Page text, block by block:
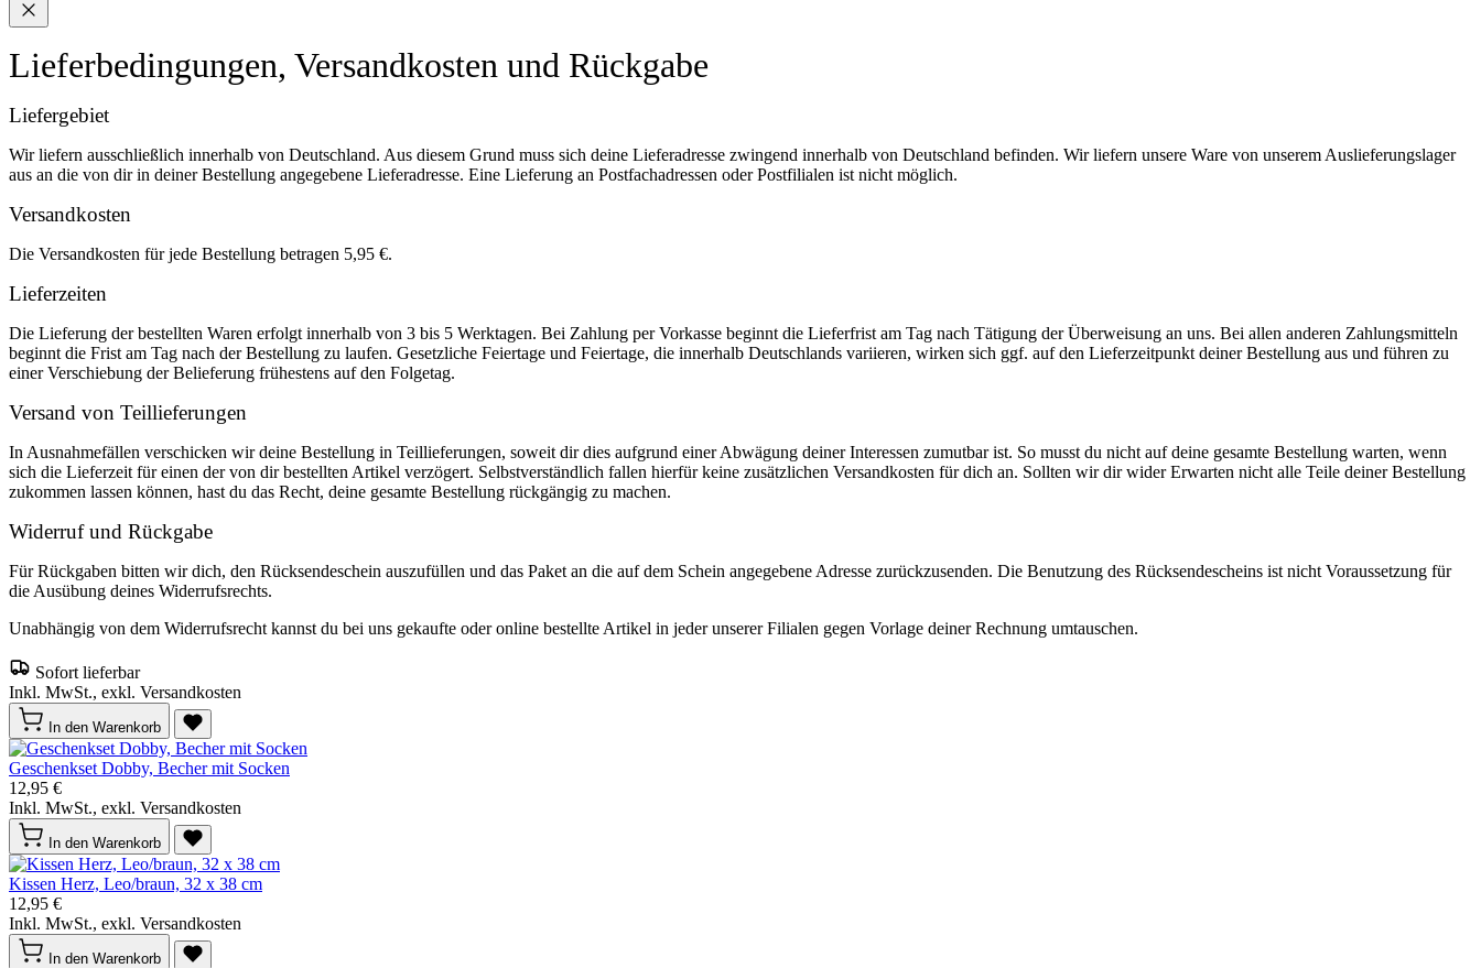
Lieferbedingungen, Versandkosten und Rückgabe
Liefergebiet
Wir liefern ausschließlich innerhalb von Deutschland. Aus diesem Grund muss sich deine Lieferadresse zwingend innerhalb von Deutschland befinden. Wir liefern unsere Ware von unserem Auslieferungslager
aus an die von dir in deiner Bestellung angegebene Lieferadresse. Eine Lieferung an Postfachadressen oder Postfilialen ist nicht möglich.
Versandkosten
Die Versandkosten für jede Bestellung betragen 5,95 €.
Lieferzeiten
Die Lieferung der bestellten Waren erfolgt innerhalb von 3 bis 5 Werktagen. Bei Zahlung per Vorkasse beginnt die Lieferfrist am Tag nach Tätigung der Überweisung an uns. Bei allen anderen Zahlungsmitteln
beginnt die Frist am Tag nach der Bestellung zu laufen. Gesetzliche Feiertage und Feiertage, die innerhalb Deutschlands variieren, wirken sich ggf. auf den Lieferzeitpunkt deiner Bestellung aus und führen zu
einer Verschiebung der Belieferung frühestens auf den Folgetag.
Versand von Teillieferungen
In Ausnahmefällen verschicken wir deine Bestellung in Teillieferungen, soweit dir dies aufgrund einer Abwägung deiner Interessen zumutbar ist. So musst du nicht auf deine gesamte Bestellung warten, wenn
sich die Lieferzeit für einen der von dir bestellten Artikel verzögert. Selbstverständlich fallen hierfür keine zusätzlichen Versandkosten für dich an. Sollten wir dir wider Erwarten nicht alle Teile deiner Bestellung
zukommen lassen können, hast du das Recht, deine gesamte Bestellung rückgängig zu machen.
Widerruf und Rückgabe
Für Rückgaben bitten wir dich, den Rücksendeschein auszufüllen und das Paket an die auf dem Schein angegebene Adresse zurückzusenden. Die Benutzung des Rücksendescheins ist nicht Voraussetzung für
die Ausübung deines Widerrufsrechts.
Unabhängig von dem Widerrufsrecht kannst du bei uns gekaufte oder online bestellte Artikel in jeder unserer Filialen gegen Vorlage deiner Rechnung umtauschen.
Sofort lieferbar
Inkl. MwSt., exkl. Versandkosten
In den Warenkorb
Geschenkset Dobby, Becher mit Socken
12,95 €
Inkl. MwSt., exkl. Versandkosten
In den Warenkorb
Kissen Herz, Leo/braun, 32 x 38 cm
12,95 €
Inkl. MwSt., exkl. Versandkosten
In den Warenkorb